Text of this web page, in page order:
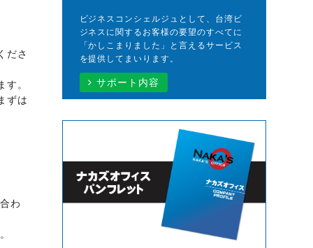
ださ
。
ずは
わ
ビジネスコンシェルジュとして、台湾ビ
ジネスに関するお客様の要望のすべてに
「かしこまりました」と言えるサービス
を提供してまいります。
サポート内容